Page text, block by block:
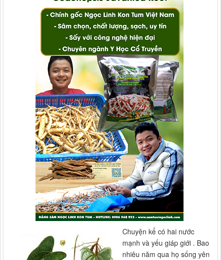
Chuyện kể có hai nước
mạnh và yếu giáp giới . Bao
nhiêu năm qua họ sống yên